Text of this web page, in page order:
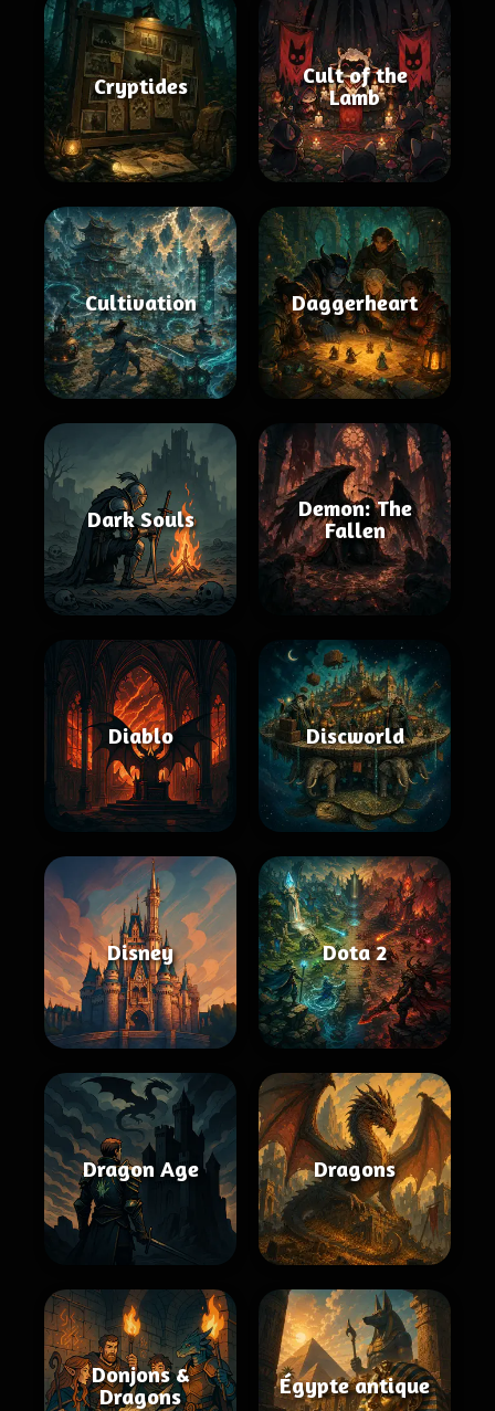
Cryptides
Cult of the
Lamb
Cultivation Daggerheart
Dark Souls
Demon: The
Fallen
Diablo Discworld
Disney Dota 2
Dragon Age Dragons
Donjons &
Dragons
Égypte antique